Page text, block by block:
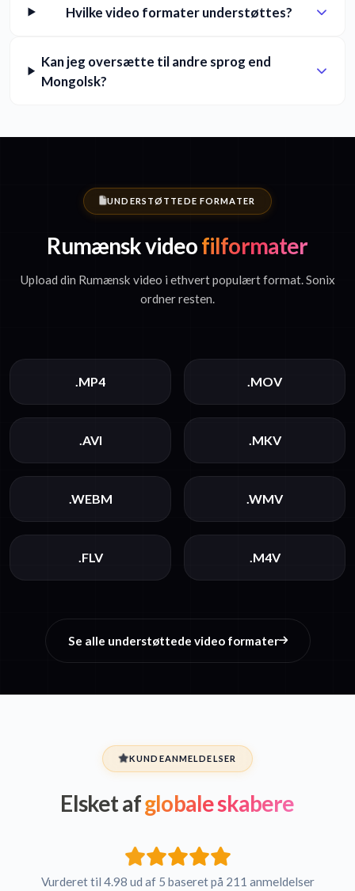
Hvilke video formater understøttes?
Kan jeg oversætte til andre sprog end
Mongolsk?
UNDERSTØTTEDE FORMATER
Rumænsk videofilformater
Upload din Rumænsk video i ethvert populært format. Sonix
ordner resten.
.MP4 .MOV
.AVI .MKV
.WEBM .WMV
.FLV .M4V
Se alle understøttede video formater
KUNDEANMELDELSER
Elsket afglobale skabere
Vurderet til 4.98 ud af 5 baseret på 211 anmeldelser